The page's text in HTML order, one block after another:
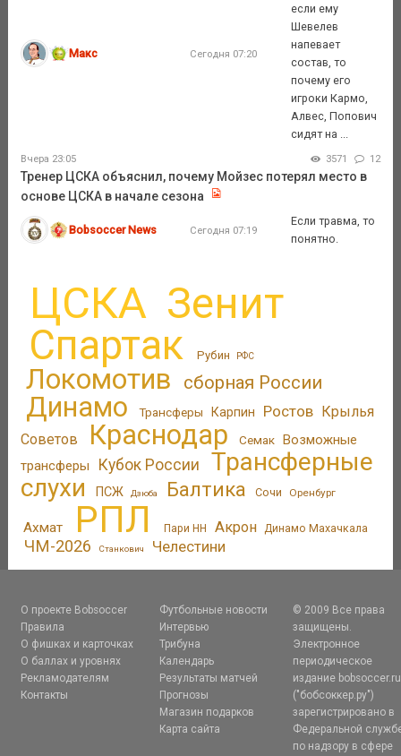
Макс Сегодня 07:20
если ему
Шевелев
напевает
состав, то
почему его
игроки Кармо,
Алвес, Попович
сидят на ...
Вчера 23:05 3571 12
Тренер ЦСКА объяснил, почему Мойзес потерял место в
основе ЦСКА в начале сезона
Bobsoccer News Сегодня 07:19
Если травма, то
понятно.
ЦСКА Зенит
Спартак Рубин РФС
Локомотив сборная России
Динамо Трансферы Карпин Ростов
Крылья
Советов
Краснодар Семак
Возможные
трансферы
Кубок России
Трансферные
слухи
ПСЖ Дзюба Балтика Сочи Оренбург
Ахмат РПЛ Пари НН Акрон Динамо Махачкала
ЧМ-2026 Станкович Челестини
О проекте Bobsoccer
Правила
О фишках и карточках
О баллах и уровнях
Рекламодателям
Контакты
Футбольные новости
Интервью
Трибуна
Календарь
Результаты матчей
Прогнозы
Магазин подарков
Карта сайта
© 2009 Все права
защищены.
Электронное
периодическое
издание bobsoccer.ru
("бобсоккер.ру")
зарегистрировано в
Федеральной
по надзору в сфере